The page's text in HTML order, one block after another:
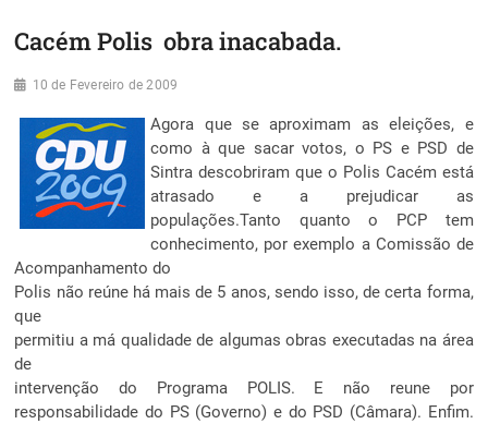
Cacém Polis  obra inacabada.
10 de Fevereiro de 2009
Agora que se aproximam as eleições, e
como à que sacar votos, o PS e PSD de
Sintra descobriram que o Polis Cacém está
atrasado e a prejudicar as
populações.Tanto quanto o PCP tem
conhecimento, por exemplo a Comissão de
Acompanhamento do
Polis não reúne há mais de 5 anos, sendo isso, de certa forma,
que
permitiu a má qualidade de algumas obras executadas na área
de
intervenção do Programa POLIS. E não reune por
responsabilidade do PS (Governo) e do PSD (Câmara). Enfim.